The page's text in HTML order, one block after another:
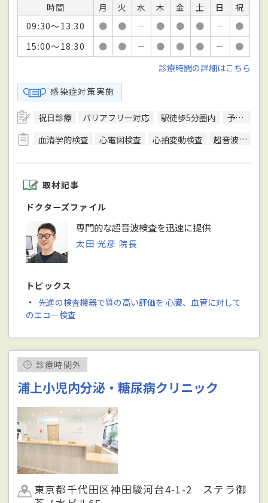
時間 月 火 水 木 金 土 日
祝
09:30～13:30
● ● － ● ● ● －
●
15:00～18:30
● ● － ● ● ● －
●
診療時間の詳細はこちら
感染症対策実施
祝日診療 バリアフリー対応 駅徒歩5分圏内 予約可
血清学的検査
心電図検査 心拍変動検査 超音波検査
取材記事
ドクターズファイル
専門的な超音波検査を迅速に提供
太田 光彦 院長
トピックス
・ 先進の検査機器で質の高い評価を 心臓、血管に対して
のエコー検査
診療時間外
浦上小児内分泌・糖尿病クリニック
東京都千代田区神田駿河台4-1-2 ステラ御